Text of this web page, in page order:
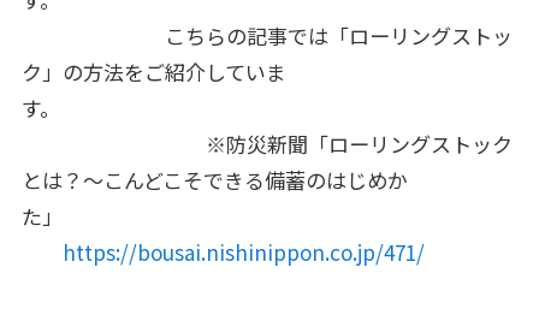
こちらの記事では「ローリングストッ
ク」の方法をご紹介していま
す。
※防災新聞「ローリングストック
とは？～こんどこそできる備蓄のはじめか
た」
https://bousai.nishinippon.co.jp/471/